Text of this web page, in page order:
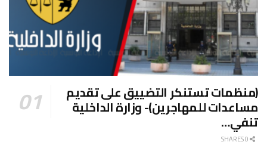
(منظمات تستنكر التضييق على تقديم
مساعدات للمهاجرين)- وزارة الداخلية
تنفي…